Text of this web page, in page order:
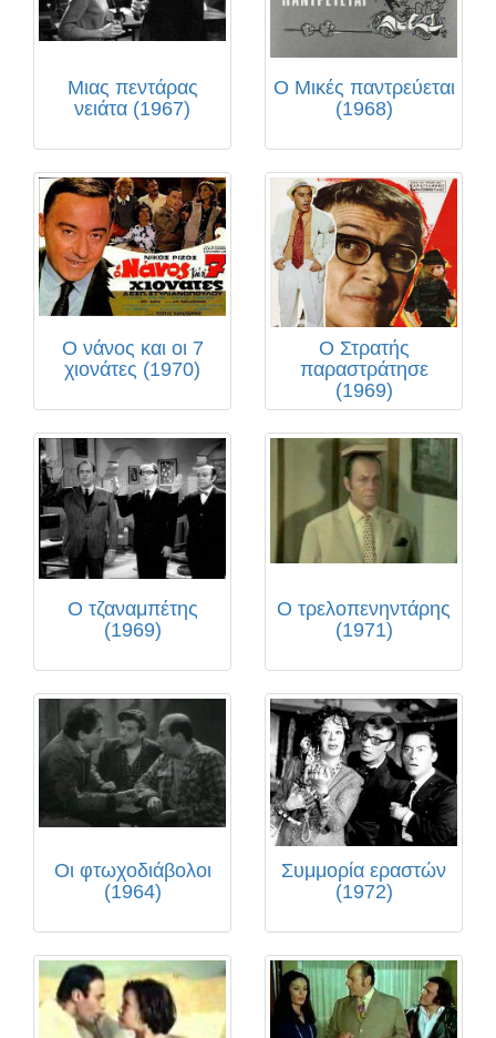
Μιας πεντάρας
νειάτα (1967)
Ο Μικές παντρεύεται
(1968)
Ο νάνος και οι 7
χιονάτες (1970)
Ο Στρατής
παραστράτησε
(1969)
Ο τζαναμπέτης
(1969)
Ο τρελοπενηντάρης
(1971)
Οι φτωχοδιάβολοι
(1964)
Συμμορία εραστών
(1972)